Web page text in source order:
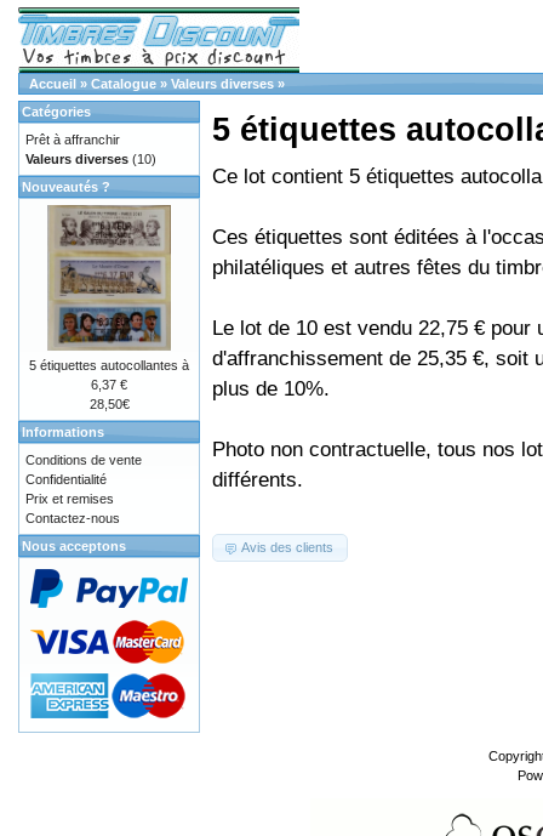
Accueil » Catalogue » Valeurs diverses »
5 étiquettes
Ce lot contient 5 étiquettes
Ces étiquettes sont éditées à
philatéliques et autres fêtes du
Le lot de 10 est vendu 22,75 € pour
d'affranchissement de 25,35 €, soit
plus de 10%.
Photo non contractuelle, tous nos
différents.
Avis des clients
Catégories
Prêt à affranchir
Valeurs diverses (10)
Nouveautés ?
5 étiquettes autocollantes à
6,37 €
28,50€
Informations
Conditions de vente
Confidentialité
Prix et remises
Contactez-nous
Nous acceptons